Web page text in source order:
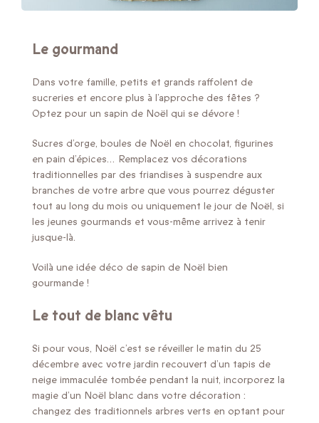
Le gourmand
Dans votre famille, petits et grands raffolent de
sucreries et encore plus à l’approche des fêtes ?
Optez pour un sapin de Noël qui se dévore !
Sucres d’orge, boules de Noël en chocolat, figurines
en pain d’épices… Remplacez vos décorations
traditionnelles par des friandises à suspendre aux
branches de votre arbre que vous pourrez déguster
tout au long du mois ou uniquement le jour de Noël, si
les jeunes gourmands et vous-même arrivez à tenir
jusque-là.
Voilà une idée déco de sapin de Noël bien
gourmande !
Le tout de blanc vêtu
Si pour vous, Noël c’est se réveiller le matin du 25
décembre avec votre jardin recouvert d’un tapis de
neige immaculée tombée pendant la nuit, incorporez la
magie d’un Noël blanc dans votre décoration :
changez des traditionnels arbres verts en optant pour